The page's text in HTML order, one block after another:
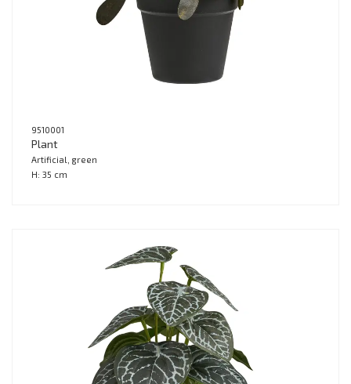
9510001
Plant
Artificial, green
H: 35 cm